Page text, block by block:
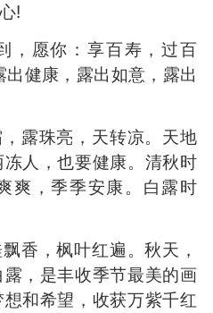
!
愿你：享百寿，过百
健康，露出如意，露出
露珠亮，天转凉。天地
人，也要健康。清秋时
爽，季季安康。白露时
，枫叶红遍。秋天，
，是丰收季节最美的画
和希望，收获万紫千红